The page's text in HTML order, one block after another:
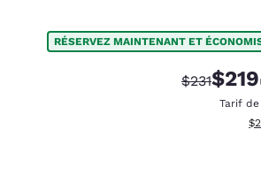
RÉSERVEZ MAINTENANT ET
Tarif barré :
$231Tarif
$219
Tarif